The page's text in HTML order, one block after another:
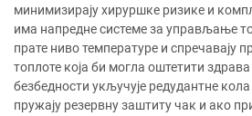
минимизирају хируршке ризике и
има напредне системе за управљање
прате ниво температуре и спречавају
топлоте која би могла оштетити
безбедности укључује редудантне
пружају резервну заштиту чак и ако